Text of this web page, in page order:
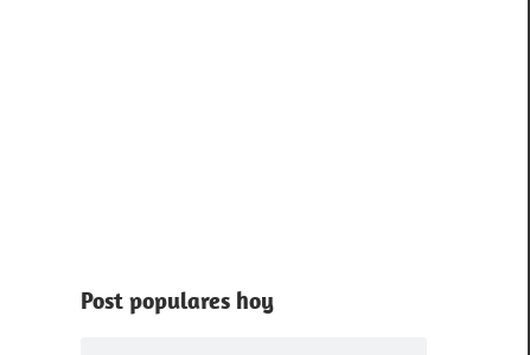
Post populares hoy